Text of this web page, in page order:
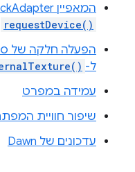
המאפיין isFallbackAdapter של ‎GPUAdapter
requestDevice()
הפעלה חלקה של
ל-
עמידה במפרט
שיפור חוויית
עדכונים של Dawn